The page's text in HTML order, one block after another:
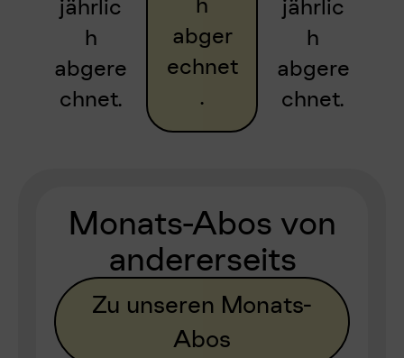
jährlic
h
abgere
chnet.
abger
echnet
.
jährlic
h
abgere
chnet.
Monats-Abos von
andererseits
Zu unseren Monats-
Abos